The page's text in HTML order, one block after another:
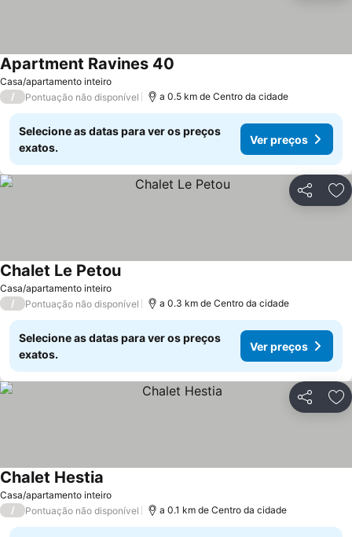
Casa/apartamento inteiro
Apartment Ravines 40
/ Pontuação não disponível a 0.5 km de Centro da cidade
Selecione as datas para ver os preços
exatos.
Ver preços
Partilhar
Casa/apartamento inteiro
Chalet Le PetouVer preços
/ Pontuação não disponível a 0.3 km de Centro da cidade
Selecione as datas para ver os preços
exatos.
Ver preços
Partilhar
Casa/apartamento inteiro
Chalet Hestia
/ Pontuação não disponível a 0.1 km de Centro da cidade